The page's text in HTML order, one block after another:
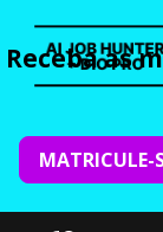
Receba as
MATRICULE-